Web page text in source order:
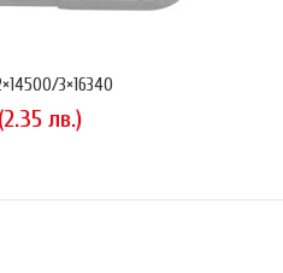
в мощни консуматори, напр.
3×16340
лв.)